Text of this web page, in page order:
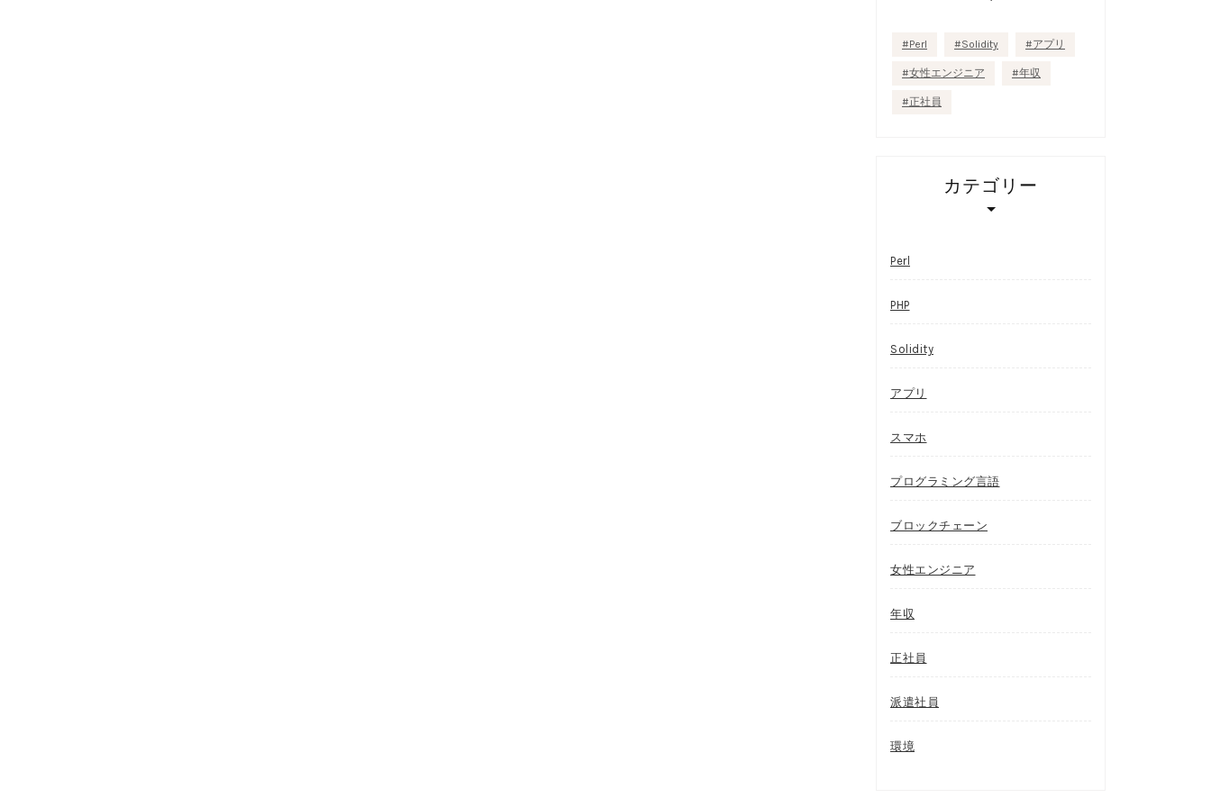
Perl Solidity アプリ
女性エンジニア 年収
正社員
カテゴリー
Perl
PHP
Solidity
アプリ
スマホ
プログラミング言語
ブロックチェーン
女性エンジニア
年収
正社員
派遣社員
環境